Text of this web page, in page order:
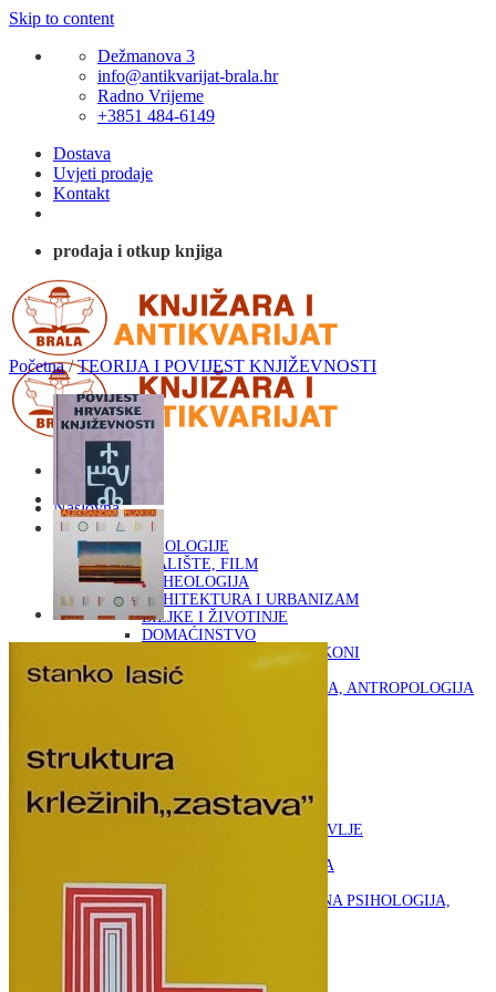
Skip to content
Dežmanova 3
info@antikvarijat-brala.hr
Radno Vrijeme
+3851 484-6149
Dostava
Uvjeti prodaje
Kontakt
prodaja i otkup knjiga
Naslovna
KNJIGE
OD ARHEOLOGIJE
DO KAZALIŠTE, FILM
ARHEOLOGIJA
ARHITEKTURA I URBANIZAM
BILJKE I ŽIVOTINJE
DOMAĆINSTVO
ENCIKLOPEDIJE I LEKSIKONI
ETNOLOGIJA
FILOZOFIJA, SOCIOLOGIJA, ANTROPOLOGIJA
OD KNJIŽEVNOST
DO RELIGIJA
KNJIŽEVNOST
LIKOVNA UMJETNOST
LJEKOVITO BILJE I ZDRAVLJE
POVIJEST I PUBLICISTIKA
PRIRODNE ZNANOSTI
PSIHOLOGIJA, POPULARNA PSIHOLOGIJA,
Početna / TEORIJA I POVIJEST KNJIŽEVNOSTI